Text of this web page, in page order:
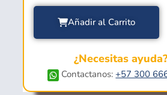
Añadir al Carrito
¿Necesitas ayuda?
Contactanos:+57 300